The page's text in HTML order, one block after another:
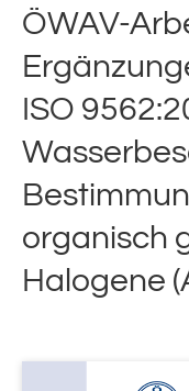
ÖWAV-
ISO
organisch
Halogene